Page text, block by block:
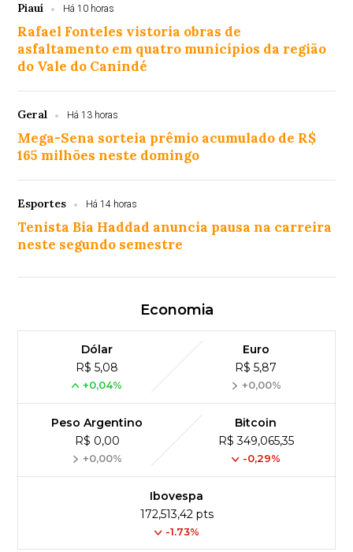
Piauí Há 10 horas
Rafael Fonteles vistoria obras de
asfaltamento em quatro municípios da região
do Vale do Canindé
Geral Há 13 horas
Mega-Sena sorteia prêmio acumulado de R$
165 milhões neste domingo
Esportes Há 14 horas
Tenista Bia Haddad anuncia pausa na carreira
neste segundo semestre
Economia
Dólar
R$ 5,08
+0,04%
Euro
R$ 5,87
+0,00%
Peso Argentino
R$ 0,00
+0,00%
Bitcoin
R$ 349,065,35
-0,29%
Ibovespa
172,513,42 pts
-1.73%